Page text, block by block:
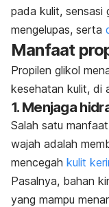
pada kulit, sensasi
mengelupas, serta
Manfaat
Propilen glikol
kesehatan kulit, di
1. Menjaga
Salah satu
wajah adalah
mencegah kulit
Pasalnya, bahan
yang mampu